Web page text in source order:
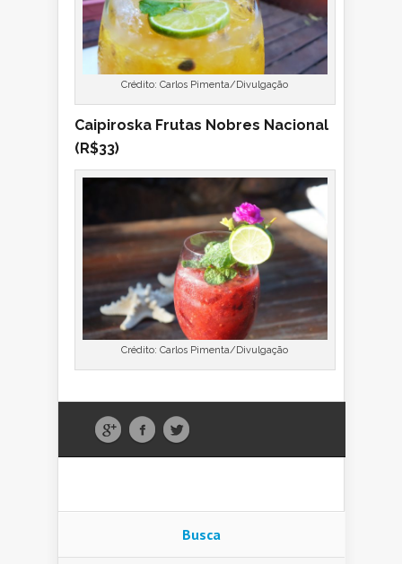
Crédito: Carlos Pimenta/Divulgação
Caipiroska Frutas Nobres Nacional
(R$33)
Crédito: Carlos Pimenta/Divulgação
Busca